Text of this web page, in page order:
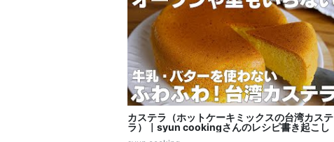
カステラ（ホットケーキミックスの台湾カステ
ラ）｜syun cookingさんのレシピ書き起こし